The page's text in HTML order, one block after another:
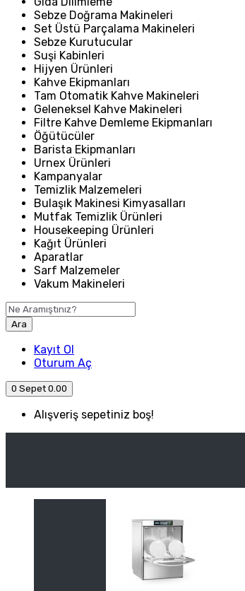
Sebze Doğrama Makineleri
Set Üstü Parçalama Makineleri
Sebze Kurutucular
Suşi Kabinleri
Hijyen Ürünleri
Kahve Ekipmanları
Tam Otomatik Kahve Makineleri
Geleneksel Kahve Makineleri
Filtre Kahve Demleme Ekipmanları
Öğütücüler
Barista Ekipmanları
Urnex Ürünleri
Kampanyalar
Temizlik Malzemeleri
Bulaşık Makinesi Kimyasalları
Mutfak Temizlik Ürünleri
Housekeeping Ürünleri
Kağıt Ürünleri
Aparatlar
Sarf Malzemeler
Vakum Makineleri
Ara
Kayıt Ol
Oturum Aç
0 Sepet 0.00
Alışveriş sepetiniz boş!
Kategori